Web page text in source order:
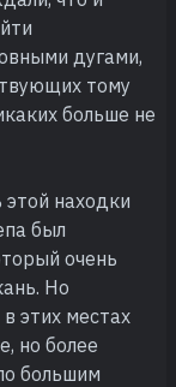
дугами,
тому
больше не
находки
был
очень
Но
этих местах
но более
большим